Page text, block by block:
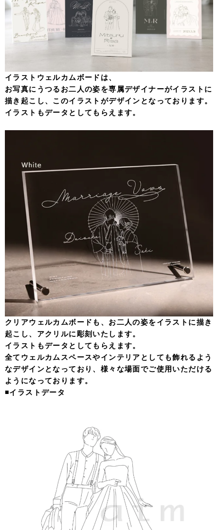
イラストウェルカムボードは、
お写真にうつるお二人の姿を専属デザイナーがイラストに
描き起こし、このイラストがデザインとなっております。
イラストもデータとしてもらえます。
クリアウェルカムボードも、お二人の姿をイラストに描き
起こし、アクリルに彫刻いたします。
イラストもデータとしてもらえます。
全てウェルカムスペースやインテリアとしても飾れるよう
なデザインとなっており、様々な場面でご使用いただける
ようになっております。
◾️イラストデータ